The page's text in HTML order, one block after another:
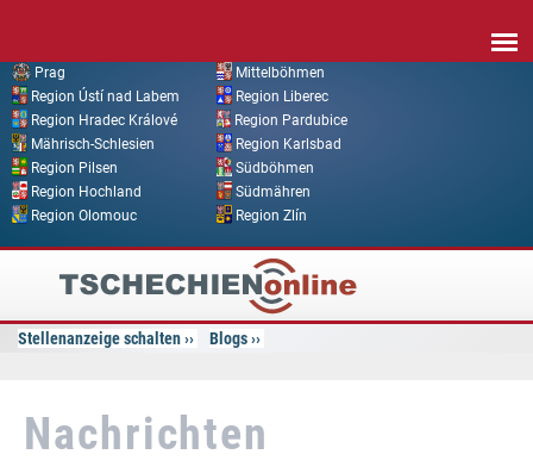
Prag
Mittelböhmen
Region Ústí nad Labem
Region Liberec
Region Hradec Králové
Region Pardubice
Mährisch-Schlesien
Region Karlsbad
Region Pilsen
Südböhmen
Region Hochland
Südmähren
Region Olomouc
Region Zlín
Tschechien
Online
Stellenanzeige schalten Blogs
Nachrichten